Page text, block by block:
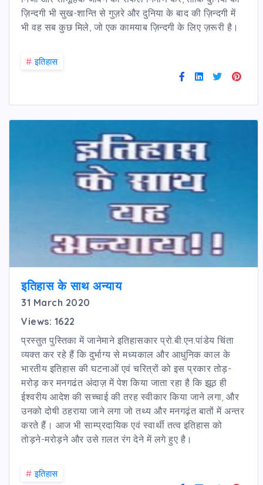
ज़िन्दगी भी सुख-शान्ति से गुज़रे और दुनिया के बाद की ज़िन्दगी में
भी वह सब कुछ मिले, जो एक कामयाब ज़िन्दगी के लिए ज़रूरी है।
# इतिहास
इतिहास के साथ अन्याय
31 March 2020
Views: 1622
प्रस्तुत पुस्तिका में जानेमाने इतिहासकार प्रो.बी.एन.पांडेय चिंता
व्यक्त कर रहे हैं कि दुर्भाग्य से मध्यकाल और आधुनिक काल के
भारतीय इतिहास की घटनाओं एवं चरित्रों को इस प्रकार तोड़-
मरोड़ कर मनगढंत अंदाज़ में पेश किया जाता रहा है कि झूठ ही
ईश्वरीय आदेश की सच्चाई की तरह स्वीकार किया जाने लगा, और
उनको दोषी ठहराया जाने लगा जो तथ्य और मनगढ़ंत बातों में अन्तर
करते हैं। आज भी साम्प्रदायिक एवं स्वार्थी तत्व इतिहास को
तोड़ने-मरोड़ने और उसे ग़लत रंग देने में लगे हुए है।
# इतिहास